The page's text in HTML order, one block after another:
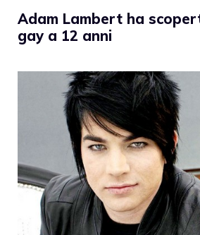
Adam Lambert ha
gay a 12 anni